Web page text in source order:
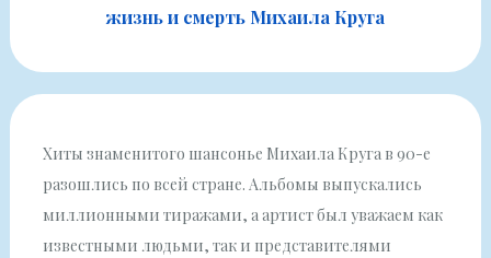
жизнь и смерть Михаила Круга
Хиты знаменитого шансонье Михаила Круга в 90-е
разошлись по всей стране. Альбомы выпускались
миллионными тиражами, а артист был уважаем как
известными людьми, так и представителями